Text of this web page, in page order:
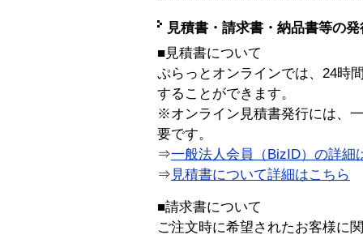
見積書・請求書・納品書等の
■見積書について
ぷらっとオンラインでは、24時
することができます。
※オンライン見積書発行には、
要です。
⇒一般法人会員（BizID）の詳細
⇒ 見積書について詳細はこちら
■請求書について
ご注文時に希望されたお客様に